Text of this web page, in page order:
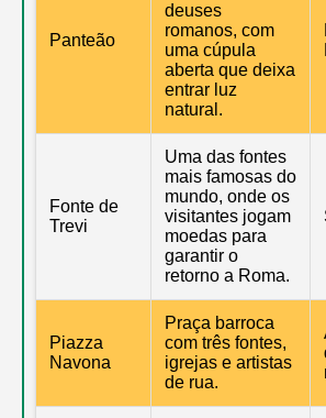
Panteão
deuses
romanos, com
uma cúpula
aberta que deixa
entrar luz
natural.
Fonte de
Trevi
Uma das fontes
mais famosas do
mundo, onde os
visitantes jogam
moedas para
garantir o
retorno a Roma.
Piazza
Navona
Praça barroca
com três fontes,
igrejas e artistas
de rua.